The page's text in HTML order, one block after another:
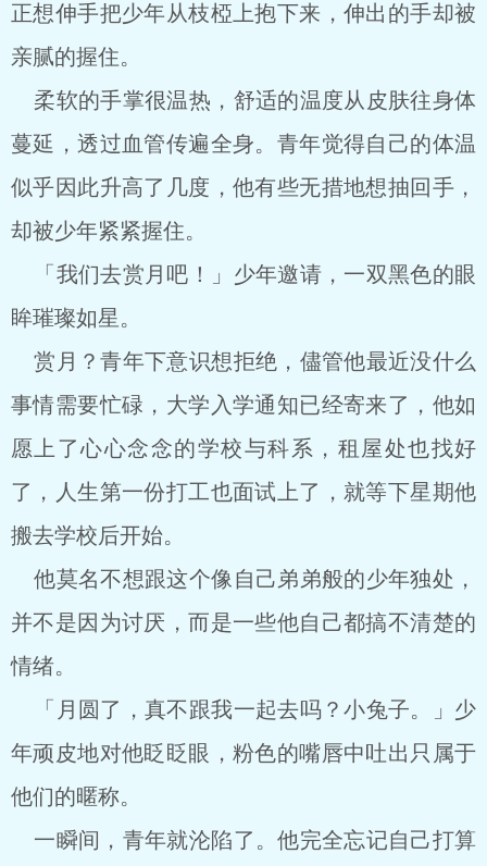
正想伸手把少年从枝椏上抱下来，伸出的手却被
亲腻的握住。
柔软的手掌很温热，舒适的温度从皮肤往身体
蔓延，透过血管传遍全身。青年觉得自己的体温
似乎因此升高了几度，他有些无措地想抽回手，
却被少年紧紧握住。
「我们去赏月吧！」少年邀请，一双黑色的眼
眸璀璨如星。
赏月？青年下意识想拒绝，儘管他最近没什么
事情需要忙碌，大学入学通知已经寄来了，他如
愿上了心心念念的学校与科系，租屋处也找好
了，人生第一份打工也面试上了，就等下星期他
搬去学校后开始。
他莫名不想跟这个像自己弟弟般的少年独处，
并不是因为讨厌，而是一些他自己都搞不清楚的
情绪。
「月圆了，真不跟我一起去吗？小兔子。」少
年顽皮地对他眨眨眼，粉色的嘴唇中吐出只属于
他们的暱称。
一瞬间，青年就沦陷了。他完全忘记自己打算